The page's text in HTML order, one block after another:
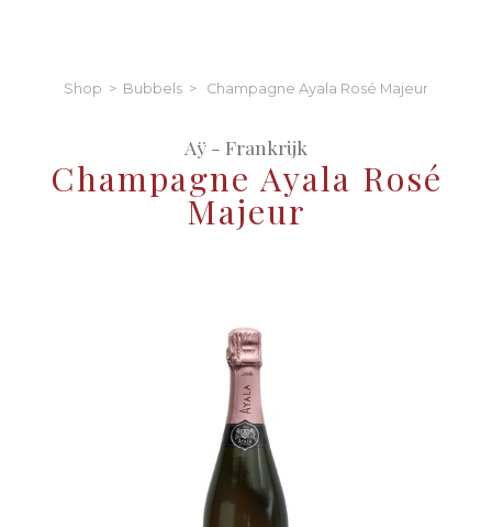
Shop > Bubbels > Champagne Ayala Rosé Majeur
Aÿ - Frankrijk
Champagne Ayala Rosé
Majeur